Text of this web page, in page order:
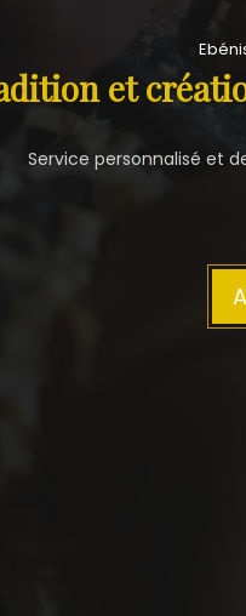
et
Service personnalisé et